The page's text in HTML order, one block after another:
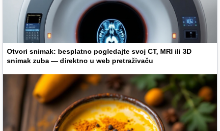
Otvori snimak: besplatno pogledajte svoj CT, MRI ili 3D
snimak zuba — direktno u web pretraživaču